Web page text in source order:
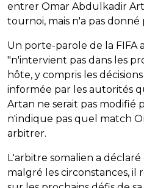
entrer Omar Abdulkadir
tournoi, mais n'a pas donné
Un porte-parole de la FIFA
"n'intervient pas dans les
hôte, y compris les
informée par les autorités
Artan ne serait pas modifié
n'indique pas quel match
arbitrer.
L'arbitre somalien a
malgré les circonstances, il